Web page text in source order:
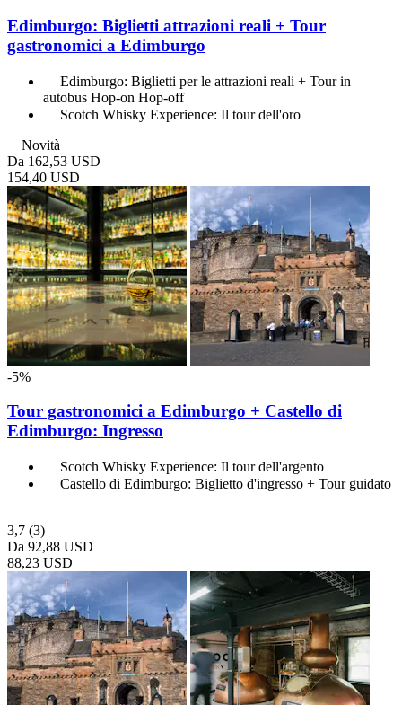
Edimburgo: Biglietti attrazioni reali + Tour
gastronomici a Edimburgo
Edimburgo: Biglietti per le attrazioni reali + Tour in
autobus Hop-on Hop-off
Scotch Whisky Experience: Il tour dell'oro
Novità
Da 162,53 USD
154,40 USD
-5%
Tour gastronomici a Edimburgo + Castello di
Edimburgo: Ingresso
Scotch Whisky Experience: Il tour dell'argento
Castello di Edimburgo: Biglietto d'ingresso + Tour guidato
3,7 (3)
Da 92,88 USD
88,23 USD